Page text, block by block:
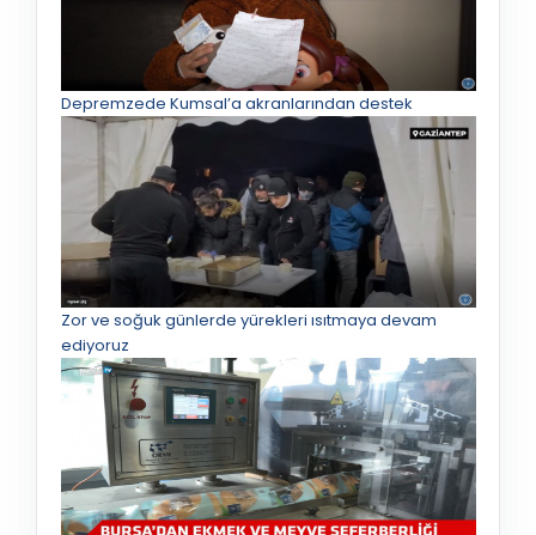
Depremzede Kumsal’a akranlarından destek
Zor ve soğuk günlerde yürekleri ısıtmaya devam
ediyoruz